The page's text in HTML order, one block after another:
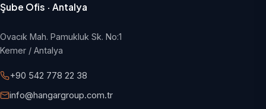
Şube Ofis · Antalya
Ovacık Mah. Pamukluk Sk. No:1
Kemer / Antalya
+90 542 778 22 38
info@hangargroup.com.tr